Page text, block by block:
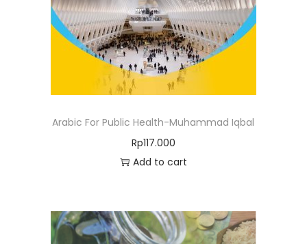
Arabic For Public Health-Muhammad Iqbal
Rp117.000
Add to cart